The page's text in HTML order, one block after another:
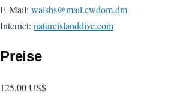
E-Mail: walshs@mail.cwdom.dm
Internet: natureislanddive.com
Preise
125,00 US$